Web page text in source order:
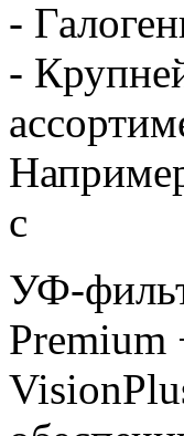
-
-
с
УФ-
Premium